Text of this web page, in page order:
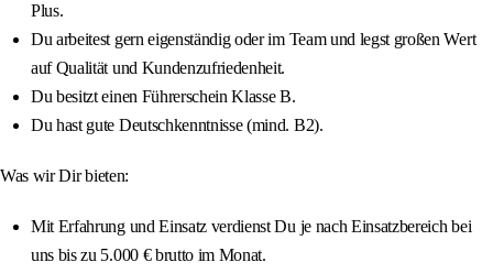
Plus.
Du arbeitest gern eigenständig oder im Team und legst großen Wert
auf Qualität und Kundenzufriedenheit.
Du besitzt einen Führerschein Klasse B.
Du hast gute Deutschkenntnisse (mind. B2).
Was wir Dir bieten:
Mit Erfahrung und Einsatz verdienst Du je nach Einsatzbereich bei
uns bis zu 5.000 € brutto im Monat.